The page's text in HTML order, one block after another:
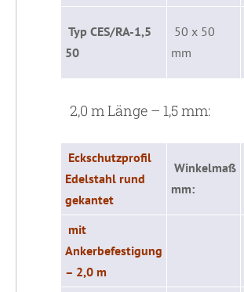
Typ CES/RA-1,5
50
50 x 50
mm
2,0 m Länge – 1,5 mm:
Eckschutzprofil
Edelstahl rund
gekantet
Winkelmaß
mm:
mit
Ankerbefestigung
– 2,0 m